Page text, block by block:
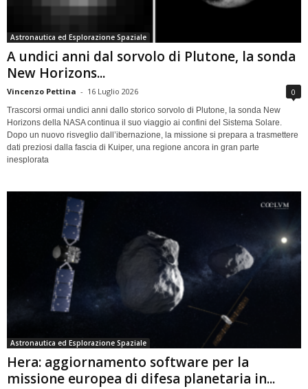
Astronautica ed Esplorazione Spaziale
A undici anni dal sorvolo di Plutone, la sonda
New Horizons...
Vincenzo Pettina - 16 Luglio 2026 0
Trascorsi ormai undici anni dallo storico sorvolo di Plutone, la sonda New
Horizons della NASA continua il suo viaggio ai confini del Sistema Solare.
Dopo un nuovo risveglio dall’ibernazione, la missione si prepara a trasmettere
dati preziosi dalla fascia di Kuiper, una regione ancora in gran parte
inesplorata
Astronautica ed Esplorazione Spaziale
Hera: aggiornamento software per la
missione europea di difesa planetaria in...